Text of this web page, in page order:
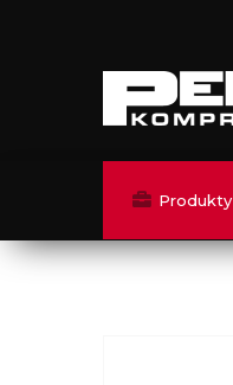
Produkty